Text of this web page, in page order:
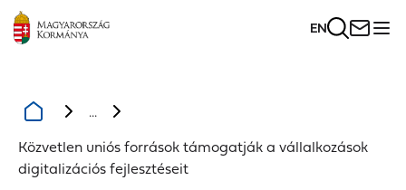
EN
...
Közvetlen uniós források támogatják a vállalkozások
digitalizációs fejlesztéseit